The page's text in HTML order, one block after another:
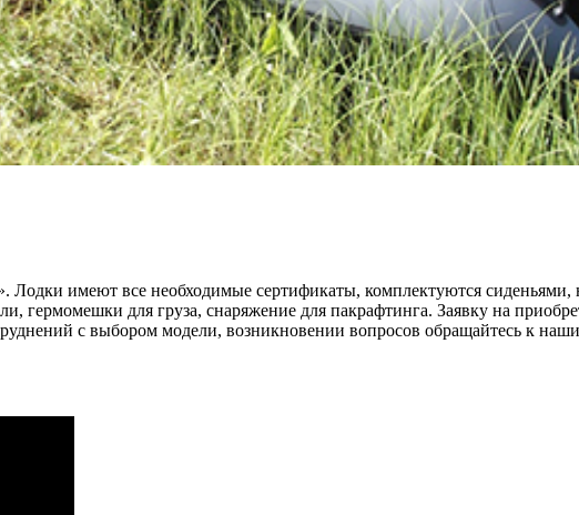
имеют все необходимые сертификаты, комплектуются
гермомешки для груза, снаряжение для пакрафтинга. Заявку на
с выбором модели, возникновении вопросов обращайтесь к